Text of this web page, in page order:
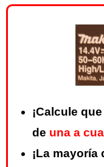
¡Calcule
de una a
¡La mayoría